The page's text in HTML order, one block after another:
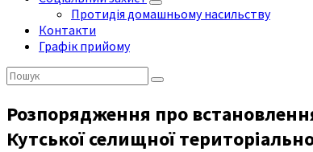
Протидія домашньому насильству
Контакти
Графік прийому
Пошук:
Розпорядження про
Кутської селищної